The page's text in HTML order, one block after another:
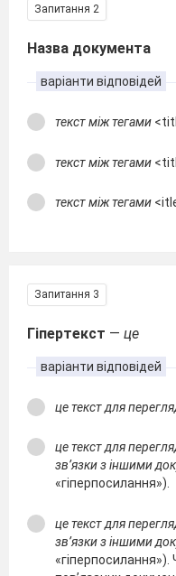
Запитання 2
Назва документа
варіанти відповідей
текст між тегами
текст між тегами
текст між тегами
Запитання 3
Гіпертекст — це
варіанти відповідей
це текст для
це текст для
зв’язки з іншими
«гіперпосилання»).
це текст для
зв’язки з іншими